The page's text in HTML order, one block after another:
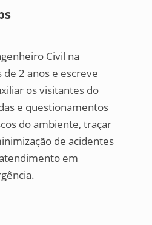
Civil na
de 2 anos e escreve
os visitantes do
e questionamentos
do ambiente, traçar
de acidentes
em